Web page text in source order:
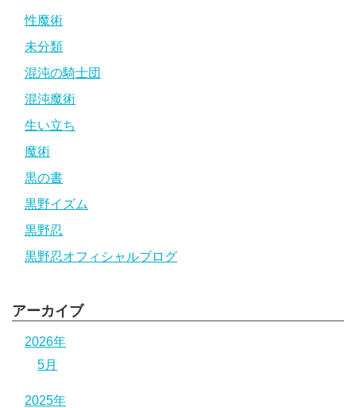
性魔術
未分類
混沌の騎士団
混沌魔術
生い立ち
魔術
黒の書
黒野イズム
黒野忍
黒野忍オフィシャルブログ
アーカイブ
2026年
5月
2025年